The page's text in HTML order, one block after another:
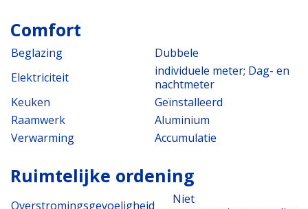
Comfort
Beglazing
Dubbele
Elektriciteit
individuele meter; Dag- en
nachtmeter
Keuken
Geïnstalleerd
Raamwerk
Aluminium
Verwarming
Accumulatie
Ruimtelijke ordening
Overstromingsgevoeligheid
Niet